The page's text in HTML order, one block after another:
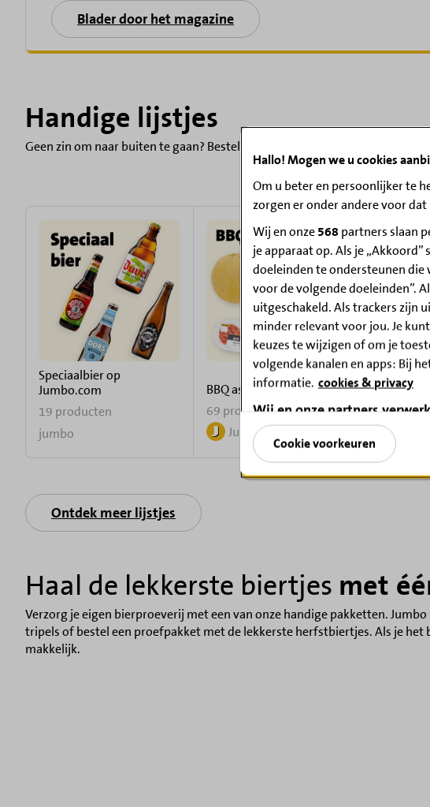
Blader door het magazine
Handige lijstjes
Geen zin om naar buiten te gaan? Bestel je boodschappen online en maak
Speciaalbier op
Jumbo.com
19 producten
jumbo
BBQ assortiment
69 producten
Jumbo
Picknick
51
Ontdek meer lijstjes
Haal de lekkerste biertjes met
Verzorg je eigen bierproeverij met een van onze handige pakketten.
tripels of bestel een proefpakket met de lekkerste herfstbiertjes. Als je
makkelijk.
Hallo! Mogen we u cookies
Om u beter en persoonlijker te
zorgen er onder andere voor
Wij en onze568 partners slaan
je apparaat op. Als je
doeleinden te ondersteunen die
voor de volgende doeleinden”.
uitgeschakeld. Als trackers zijn
minder relevant voor jou. Je
keuzes te wijzigen of om je
volgende kanalen en apps: Bij
informatie. cookies & privacy
Wij en onze partners
Informatie op een apparaat
selecteren. Profielen aanmaken
voor de selectie van
Cookie voorkeuren